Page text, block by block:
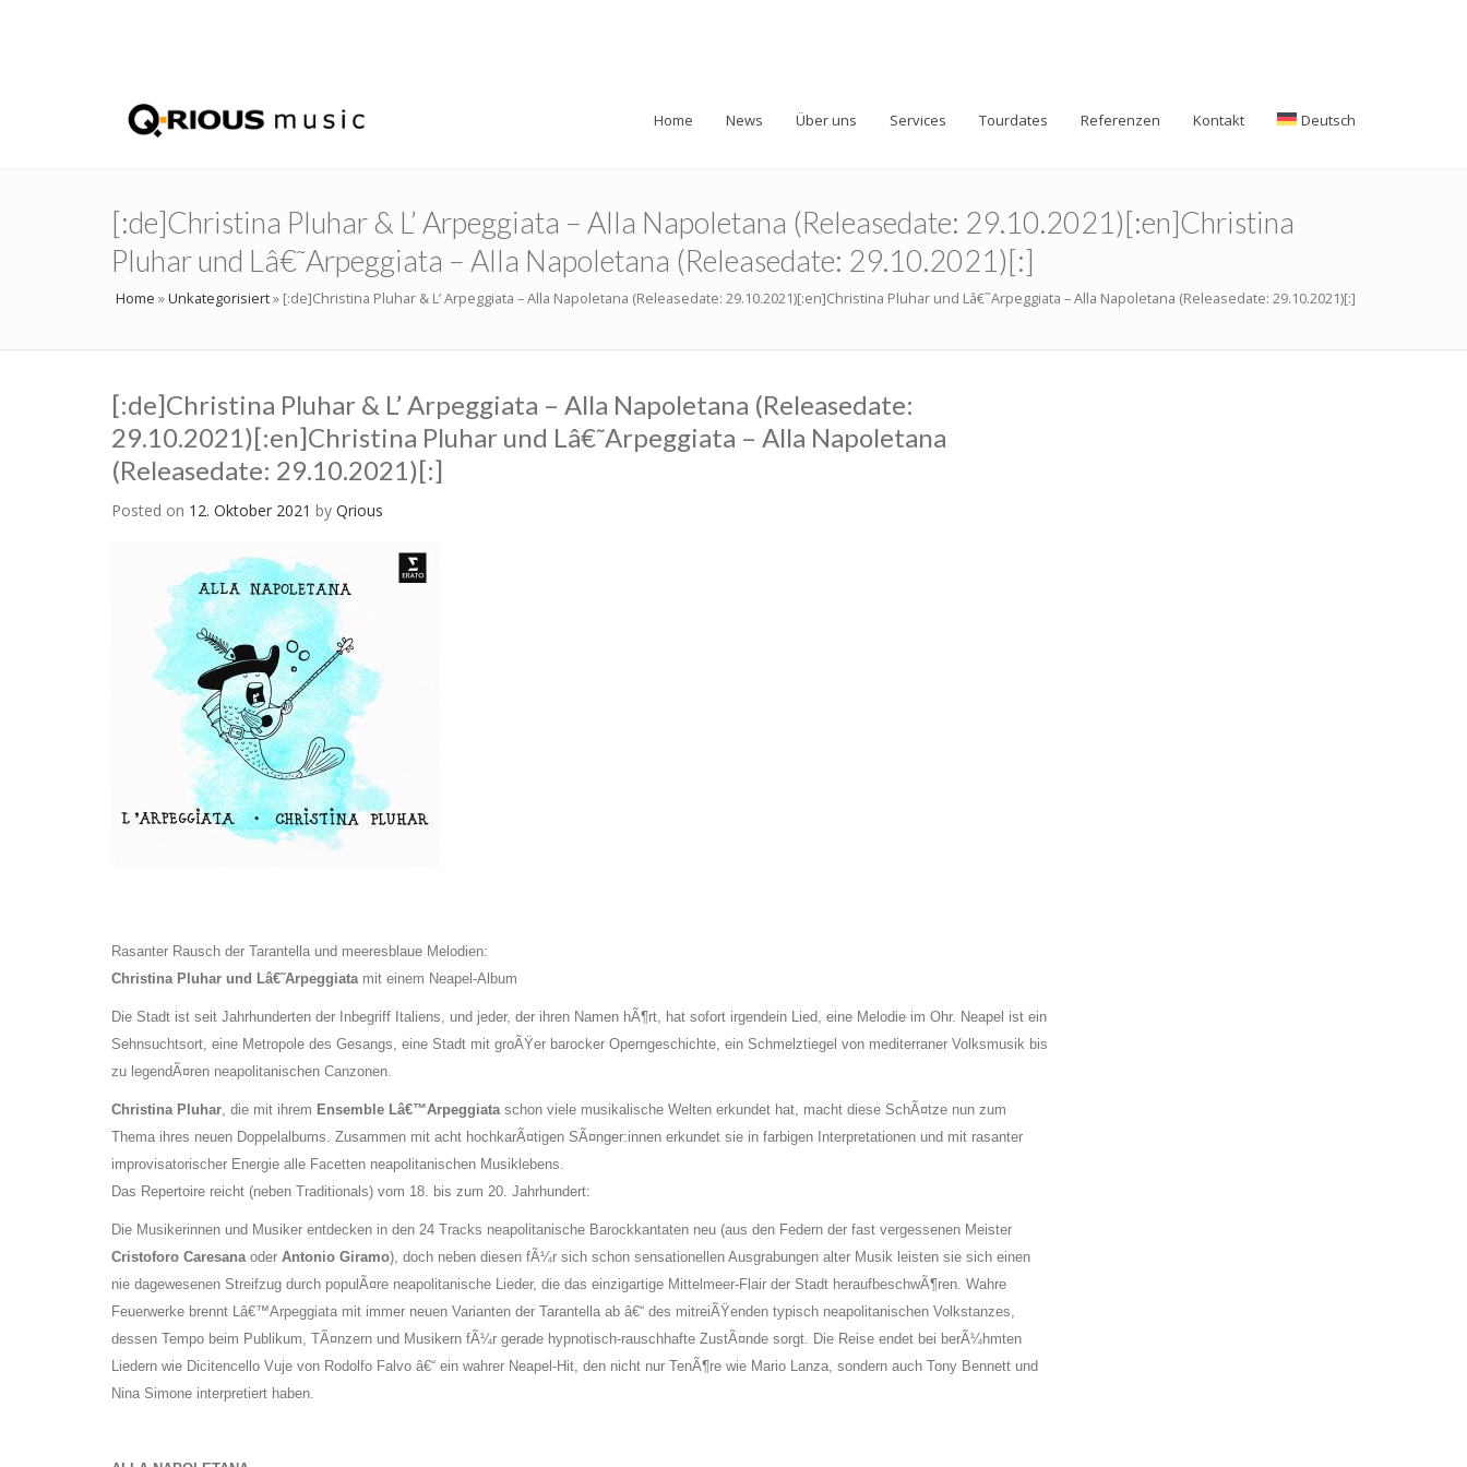
Home News Über uns Services Tourdates Referenzen Kontakt Deutsch
[:de]Christina Pluhar & L’ Arpeggiata – Alla Napoletana (Releasedate: 29.10.2021)[:en]Christina
Pluhar und Lâ€˜Arpeggiata – Alla Napoletana (Releasedate: 29.10.2021)[:]
Home »Unkategorisiert» [:de]Christina Pluhar & L’ Arpeggiata – Alla Napoletana (Releasedate: 29.10.2021)[:en]Christina Pluhar und Lâ€˜Arpeggiata – Alla Napoletana (Releasedate: 29.10.2021)[:]
[:de]Christina Pluhar & L’ Arpeggiata – Alla Napoletana (Releasedate:
29.10.2021)[:en]Christina Pluhar und Lâ€˜Arpeggiata – Alla Napoletana
(Releasedate: 29.10.2021)[:]
Posted on 12. Oktober 2021 by Qrious
Rasanter Rausch der Tarantella und meeresblaue Melodien:
Christina Pluhar und Lâ€˜Arpeggiatamit einem Neapel-Album
Die Stadt ist seit Jahrhunderten der Inbegriff Italiens, und jeder, der ihren Namen hÃ¶rt, hat sofort irgendein Lied, eine Melodie im Ohr. Neapel ist ein
Sehnsuchtsort, eine Metropole des Gesangs, eine Stadt mit groÃŸer barocker Operngeschichte, ein Schmelztiegel von mediterraner Volksmusik bis
zu legendÃ¤ren neapolitanischen Canzonen.
Christina Pluhar, die mit ihrem Ensemble Lâ€™Arpeggiataschon viele musikalische Welten erkundet hat, macht diese SchÃ¤tze nun zum
Thema ihres neuen Doppelalbums. Zusammen mit acht hochkarÃ¤tigen SÃ¤nger:innen erkundet sie in farbigen Interpretationen und mit rasanter
improvisatorischer Energie alle Facetten neapolitanischen Musiklebens.
Das Repertoire reicht (neben Traditionals) vom 18. bis zum 20. Jahrhundert:
Die Musikerinnen und Musiker entdecken in den 24 Tracks neapolitanische Barockkantaten neu (aus den Federn der fast vergessenen Meister
Cristoforo Caresanaoder Antonio Giramo), doch neben diesen fÃ¼r sich schon sensationellen Ausgrabungen alter Musik leisten sie sich einen
nie dagewesenen Streifzug durch populÃ¤re neapolitanische Lieder, die das einzigartige Mittelmeer-Flair der Stadt heraufbeschwÃ¶ren. Wahre
Feuerwerke brennt Lâ€™Arpeggiata mit immer neuen Varianten der Tarantella ab â€“ des mitreiÃŸenden typisch neapolitanischen Volkstanzes,
dessen Tempo beim Publikum, TÃ¤nzern und Musikern fÃ¼r gerade hypnotisch-rauschhafte ZustÃ¤nde sorgt. Die Reise endet bei berÃ¼hmten
Liedern wie Dicitencello Vuje von Rodolfo Falvo â€“ ein wahrer Neapel-Hit, den nicht nur TenÃ¶re wie Mario Lanza, sondern auch Tony Bennett und
Nina Simone interpretiert haben.